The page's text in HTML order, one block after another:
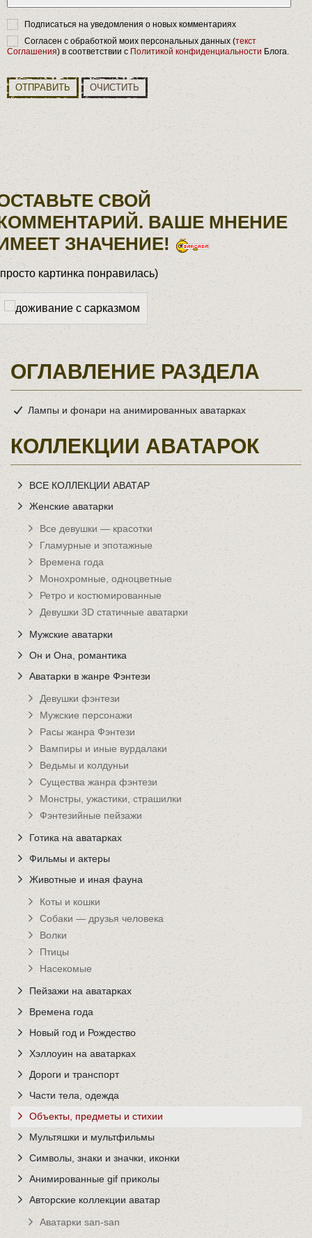
Подписаться на уведомления о новых комментариях
Согласен с обработкой моих персональных данных (текст
Соглашения) в соответствии с Политикой конфиденциальности Блога.
ОТПРАВИТЬ ОЧИСТИТЬ
СВОЙ
ВАШЕ МНЕНИЕ
ЗНАЧЕНИЕ!
картинка понравилась)
ОГЛАВЛЕНИЕ РАЗДЕЛА
Лампы и фонари на анимированных аватарках
КОЛЛЕКЦИИ АВАТАРОК
ВСЕ КОЛЛЕКЦИИ АВАТАР
Женские аватарки
Все девушки — красотки
Гламурные и эпотажные
Времена года
Монохромные, одноцветные
Ретро и костюмированные
Девушки 3D статичные аватарки
Мужские аватарки
Он и Она, романтика
Аватарки в жанре Фэнтези
Девушки фэнтези
Мужские персонажи
Расы жанра Фэнтези
Вампиры и иные вурдалаки
Ведьмы и колдуньи
Существа жанра фэнтези
Монстры, ужастики, страшилки
Фэнтезийные пейзажи
Готика на аватарках
Фильмы и актеры
Животные и иная фауна
Коты и кошки
Собаки — друзья человека
Волки
Птицы
Насекомые
Пейзажи на аватарках
Времена года
Новый год и Рождество
Хэллоуин на аватарках
Дороги и транспорт
Части тела, одежда
Объекты, предметы и стихии
Мультяшки и мультфильмы
Символы, знаки и значки, иконки
Анимированные gif приколы
Авторские коллекции аватар
Аватарки san-san